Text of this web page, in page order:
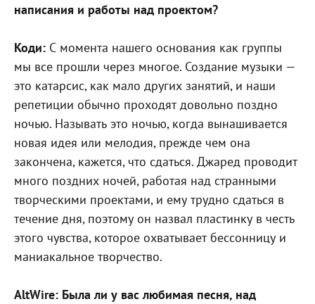
написания и работы над проектом?
Коди: С момента нашего основания как группы
мы все прошли через многое. Создание музыки —
это катарсис, как мало других занятий, и наши
репетиции обычно проходят довольно поздно
ночью. Называть это ночью, когда вынашивается
новая идея или мелодия, прежде чем она
закончена, кажется, что сдаться. Джаред проводит
много поздних ночей, работая над странными
творческими проектами, и ему трудно сдаться в
течение дня, поэтому он назвал пластинку в честь
этого чувства, которое охватывает бессонницу и
маниакальное творчество.
AltWire: Была ли у вас любимая песня, над